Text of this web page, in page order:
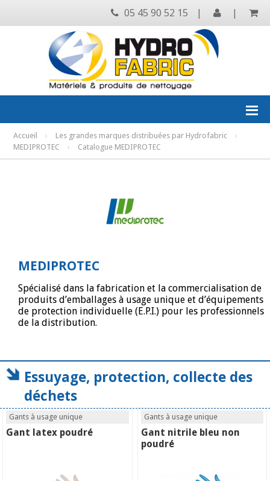
05 45 90 52 15 | |
Accueil › Les grandes marques distribuées par Hydrofabric
›
MEDIPROTEC
› Catalogue MEDIPROTEC
MEDIPROTEC
Spécialisé dans la fabrication et la commercialisation de
produits d’emballages à usage unique et d’équipements
de protection individuelle (E.P.I.) pour les professionnels
de la distribution.
Essuyage, protection, collecte des
déchets
Gants à usage unique
Gant latex poudré
Gants à usage unique
Gant nitrile bleu non
poudré